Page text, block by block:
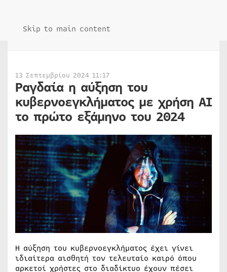
Skip to main content
13 Σεπτεμβρίου 2024 11:17
Ραγδαία η αύξηση του
κυβερνοεγκλήματος με χρήση AI
το πρώτο εξάμηνο του 2024
Η αύξηση του κυβερνοεγκλήματος έχει γίνει
ιδιαίτερα αισθητή τον τελευταίο καιρό όπου
αρκετοί χρήστες στο διαδίκτυο έχουν πέσει